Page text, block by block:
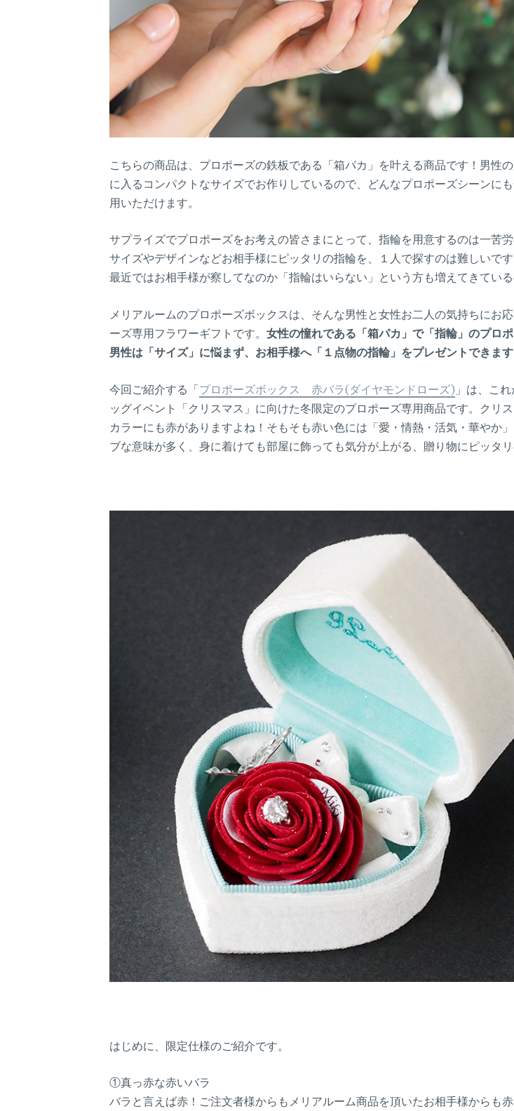
こちらの商品は、プロポーズの鉄板である「箱パカ」を叶える商品です！男性
に入るコンパクトなサイズでお作りしているので、どんなプロポーズシーンに
用いただけます。
サプライズでプロポーズをお考えの皆さまにとって、指輪を用意するのは一苦労
サイズやデザインなどお相手様にピッタリの指輪を、１人で探すのは難しいです
最近ではお相手様が察してなのか「指輪はいらない」という方も増えてきている
メリアルームのプロポーズボックスは、そんな男性と女性お二人の気持ちにお
ーズ専用フラワーギフトです。 女性の憧れである「箱パカ」で「指輪」のプロポ
男性は「サイズ」に悩まず、お相手様へ「１点物の指輪」をプレゼントできます
今回ご紹介する「プロポーズボックス 赤バラ(ダイヤモンドローズ) 」は、こ
ッグイベント「クリスマス」に向けた冬限定のプロポーズ専用商品です。クリ
カラーにも赤がありますよね！そもそも赤い色には「愛・情熱・活気・華やか
ブな意味が多く、身に着けても部屋に飾っても気分が上がる、贈り物にピッタリ
はじめに、限定仕様のご紹介です。
①真っ赤な赤いバラ
バラと言えば赤！ご注文者様からもメリアルーム商品を頂いたお相手様からも